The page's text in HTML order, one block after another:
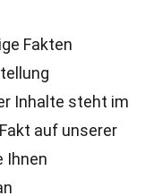
Fakten
Inhalte steht im
auf unserer
Ihnen